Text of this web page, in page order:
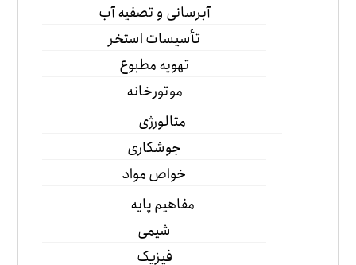
آبرسانی و تصفیه آب
تأسیسات استخر
تهویه مطبوع
موتورخانه
متالورژی
جوشکاری
خواص مواد
مفاهیم پایه
شیمی
فیزیک